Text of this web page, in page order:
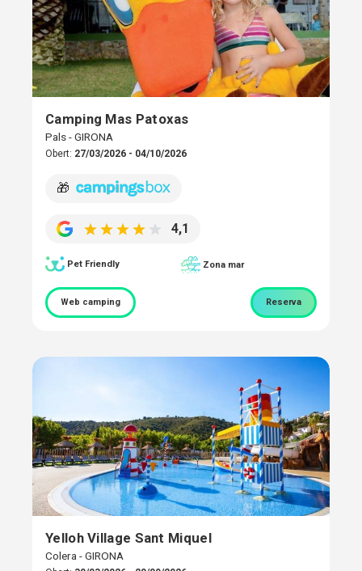
Camping Mas Patoxas
Pals - GIRONA
Obert: 27/03/2026 - 04/10/2026
🎁
4,1
Pet Friendly Zona mar
Web camping Reserva
Yelloh Village Sant Miquel
Colera - GIRONA